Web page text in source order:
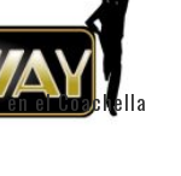
el Coachella